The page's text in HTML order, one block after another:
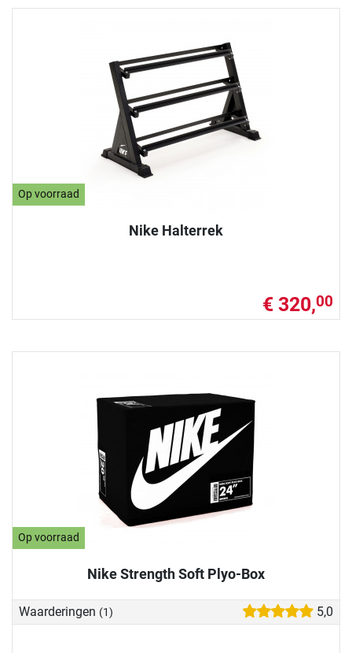
Op voorraad
Nike Halterrek
€ 320,00
Op voorraad
Nike Strength Soft Plyo-Box
Waarderingen (1) 5,0